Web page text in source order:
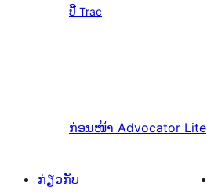
ປີ້ Trac
ກ່ອນໜ້າ Advocator Lite
ກ່ຽວກັບ